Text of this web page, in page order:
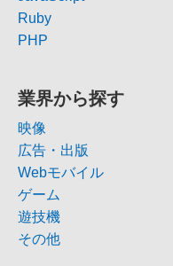
Ruby
PHP
業界から探す
映像
広告・出版
Webモバイル
ゲーム
遊技機
その他